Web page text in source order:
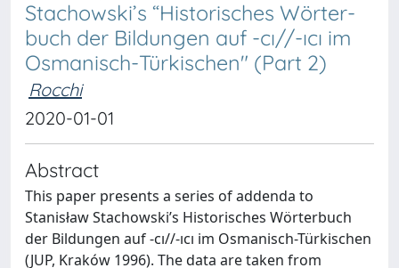
Stachowski’s “Historisches Wörter-
buch der Bildungen auf -cı//-ıcı im
Osmanisch-Türkischen" (Part 2)
Rocchi
2020-01-01
Abstract
This paper presents a series of addenda to
Stanisław Stachowski’s Historisches Wörterbuch
der Bildungen auf -cı//-ıcı im Osmanisch-Türkischen
(JUP, Kraków 1996). The data are taken from